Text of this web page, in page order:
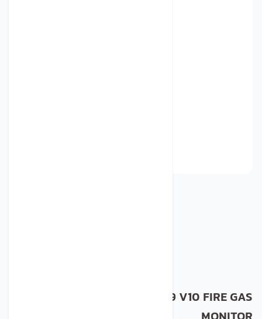
CROWCON SM6201-C2039 V10 FIRE GAS